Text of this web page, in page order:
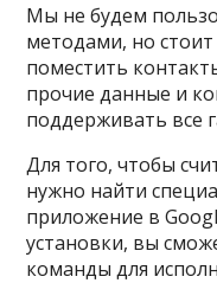
Мы не будем
методами, но
поместить
прочие данные и
поддерживать все
Для того, чтобы
нужно найти
приложение в
установки, вы
команды для